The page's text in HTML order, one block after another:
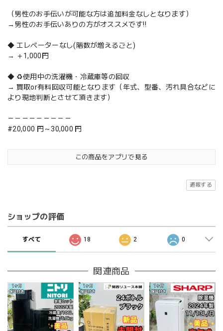
（男性のお手伝いが可能な方は追加料金なしとなります）
→男性のお手伝いありの方がオススメです‼️
◆ エレベーターなし(階数が増えるごと)
→ ＋1,000円
◆ ♻️使用中の洗濯機・冷蔵庫等の回収
→ 買取or有料回収可能となります（年式、型番、汚れ具合などに
より現地判断とさせて頂きます）
－－－－－－－－－
#20,000 円～30,000 円
この商品をアプリで見る
通報する
ショップの評価
すべて 18 2 0
関連商品